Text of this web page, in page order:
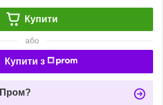
Купити
або
Купити з
Пром?